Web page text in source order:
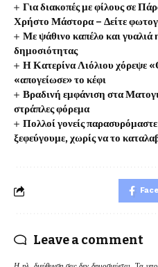
Για διακοπές με φίλους σε
Χρήστο Μάστορα – Δείτε
Με ψάθινο καπέλο και
δημοσιότητας
Η Κατερίνα Λιόλιου χόρεψε
«απογείωσε» το κέφι
Βραδινή εμφάνιση στα
στράπλες φόρεμα
Πολλοί γονείς
ξεφεύγουμε, χωρίς να το
Leave a comment